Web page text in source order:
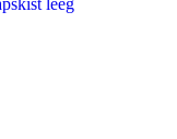
leeg